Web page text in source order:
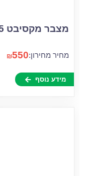
מצבר מקסיבט A55
מחיר מחירון: ₪550
מידע נוסף